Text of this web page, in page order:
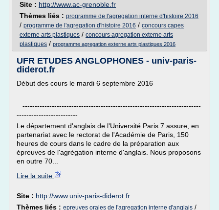
Site : http://www.ac-grenoble.fr
Thèmes liés : programme de l'agregation interne d'histoire 2016
/ programme de l'agregation d'histoire 2016 / concours capes
externe arts plastiques / concours agregation externe arts
plastiques / programme agregation externe arts plastiques 2016
UFR ETUDES ANGLOPHONES - univ-paris-
diderot.fr
Début des cours le mardi 6 septembre 2016
-------------------------------------------------------------------------
-------------------------
Le département d'anglais de l'Université Paris 7 assure, en
partenariat avec le rectorat de l'Académie de Paris, 150
heures de cours dans le cadre de la préparation aux
épreuves de l'agrégation interne d'anglais. Nous proposons
en outre 70...
Lire la suite
Site : http://www.univ-paris-diderot.fr
Thèmes liés : epreuves orales de l'agregation interne d'anglais /